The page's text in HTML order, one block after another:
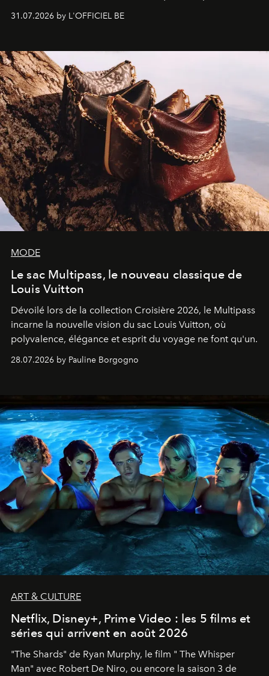
américain investit les espaces imaginés par Frank Gehry
sculpture.
31.07.2026 by L'OFFICIEL BE
MODE
Le sac Multipass, le nouveau classique de
Louis Vuitton
Dévoilé lors de la collection Croisière 2026, le Multipass
incarne la nouvelle vision du sac Louis Vuitton, où
polyvalence, élégance et esprit du voyage ne font qu'un.
28.07.2026 by Pauline Borgogno
ART & CULTURE
Netflix, Disney+, Prime Video : les 5 films et
séries qui arrivent en août 2026
"The Shards" de Ryan Murphy, le film " The Whisper
Man" avec Robert De Niro, ou encore la saison 3 de